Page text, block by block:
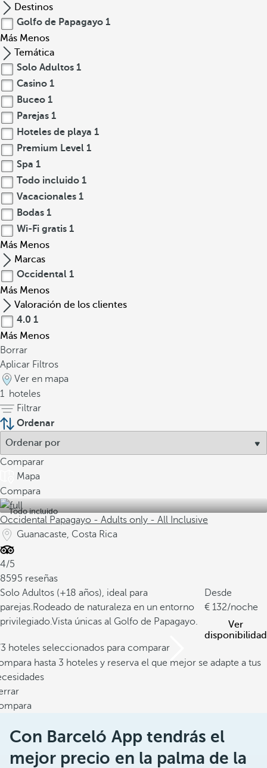
Destinos
Golfo de Papagayo 1
Más Menos
Temática
Solo Adultos 1
Casino 1
Buceo 1
Parejas 1
Hoteles de playa 1
Premium Level 1
Spa 1
Todo incluido 1
Vacacionales 1
Bodas 1
Wi-Fi gratis 1
Más Menos
Marcas
Occidental 1
Más Menos
Valoración de los clientes
4.0 1
Más Menos
Borrar
Aplicar Filtros
Ver en mapa
1 hoteles
Filtrar
Ordenar
Comparar
Mapa
Compara
Todo incluido
Occidental Papagayo - Adults only - All Inclusive
Guanacaste, Costa Rica
4/5
8595 reseñas
Solo Adultos (+18 años), ideal para
parejas.Rodeado de naturaleza en un entorno
privilegiado.Vista únicas al Golfo de Papagayo.
Desde
132/noche
Ver
disponibilidad
hoteles seleccionados para comparar
hasta 3 hoteles y reserva el que mejor se adapte a tus
Con Barceló App tendrás el
mejor precio en la palma de la